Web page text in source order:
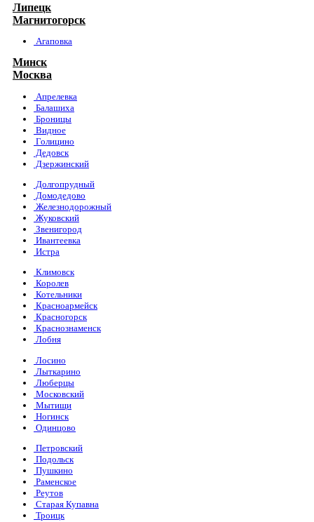
Липецк
Магнитогорск
Агаповка
Минск
Москва
Апрелевка
Балашиха
Броницы
Видное
Голицино
Дедовск
Дзержинский
Долгопрудный
Домодедово
Железнодорожный
Жуковский
Звенигород
Ивантеевка
Истра
Климовск
Королев
Котельники
Красноармейск
Красногорск
Краснознаменск
Лобня
Лосино
Лыткарино
Люберцы
Московский
Мытищи
Ногинск
Одинцово
Петровский
Подольск
Пушкино
Раменское
Реутов
Старая Купавна
Троицк